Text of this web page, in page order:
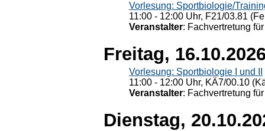
Vorlesung: Sportbiologie/
11:00 - 12:00 Uhr, F21/03.81
Veranstalter: Fachvertretung
Freitag,
Vorlesung: Sportbiologie I und II
11:00 - 12:00 Uhr, KÄ7/00.10
Veranstalter: Fachvertretung
Dienstag,